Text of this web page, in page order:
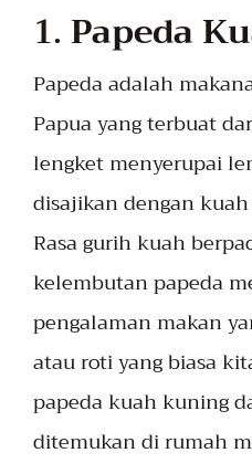
1.Papeda
Papeda adalah
Papua yang terbuat
lengket menyerupai
disajikan dengan
Rasa gurih kuah
kelembutan papeda
pengalaman makan
atau roti yang biasa
papeda kuah kuning
ditemukan di rumah